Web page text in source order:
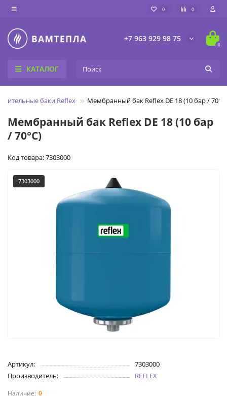
0 0
+7 963 929 98 75
0
КАТАЛОГ
баки Reflex Мембранный бак Reflex DE 18 (10 бар / 70°C)
Мембранный бак Reflex DE 18 (10 бар
/ 70°C)
Код товара: 7303000
7303000
Артикул:
7303000
Производитель:
REFLEX
0